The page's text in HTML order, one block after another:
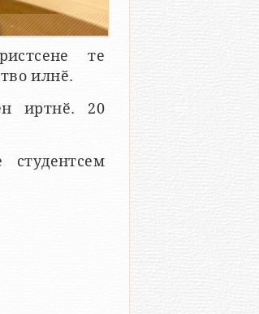
те
илнӗ.
иртнӗ. 20
студентсем